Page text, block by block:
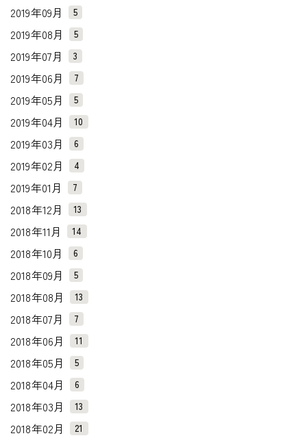
2019年09月 5
2019年08月 5
2019年07月 3
2019年06月 7
2019年05月 5
2019年04月 10
2019年03月 6
2019年02月 4
2019年01月 7
2018年12月 13
2018年11月 14
2018年10月 6
2018年09月 5
2018年08月 13
2018年07月 7
2018年06月 11
2018年05月 5
2018年04月 6
2018年03月 13
2018年02月 21